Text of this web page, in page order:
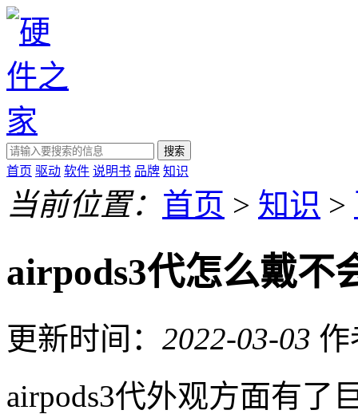
搜索
首页 驱动 软件 说明书 品牌 知识
当前位置： 首页 > 知识 >
airpods3代怎么戴不
更新时间： 2022-03-03 作
airpods3代外观方面有了